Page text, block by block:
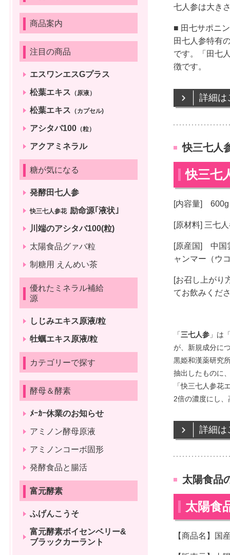
七人参は大き
■ 田七サポニ
田七人参特有
です。「田七
徴です。
詳細は
快三七人
快三七
[内容量] 600g
[原材料] 三七
[原産国] 中国
ャンマー（ウ
[お召し上がり
てお飲みくだ
「三七人参 」は
が、新規成分に
黒姫和漢薬研究
抽出したものに
「快三七人参花
2倍の濃度にし
詳細は
太陽食品
太陽食
【商品名】国
商品案内
注目の商品
エスワンエスGプラス
松葉エキス （原液）
松葉エキス （カプセル)
アシタバ100 （粒）
アクアミネラル
糖が気になる
発酵田七人参
快三七人参花 励命源｢液状｣
川端のアシタバ100(粒)
太陽食品グァバ粒
制糖用 えんめい茶
優れたミネラル補給
源
しじみエキス原液/粒
牡蠣エキス原液/粒
カテゴリーで探す
酵母＆酵素
ﾒｰｶｰ休業のお知らせ
アミノン酵母原液
アミノンコーボ固形
発酵食品と腸活
富元酵素
ふげんこうそ
富元酵素ボイセンベリー&
ブラックカーラント